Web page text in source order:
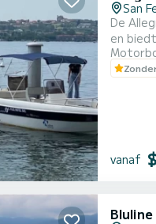
San
De
en
De
zoek is
vanaf